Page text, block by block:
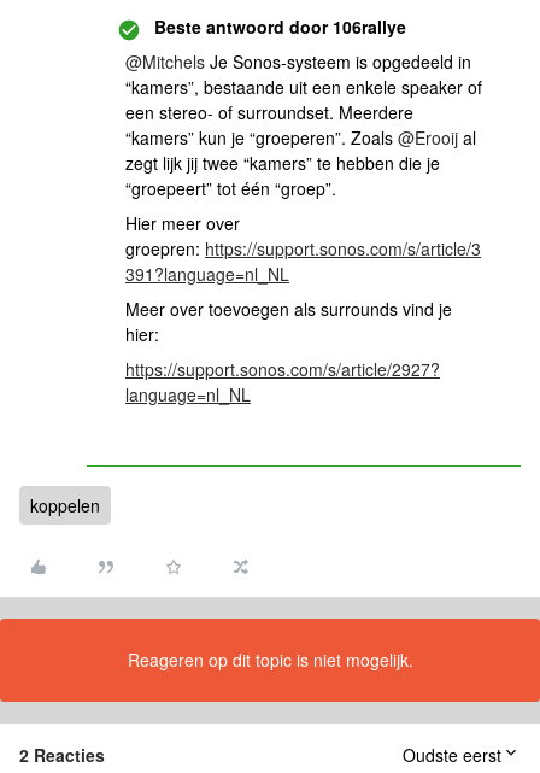
Beste antwoord door106rallye
@Mitchels Je Sonos-systeem is opgedeeld in
“kamers”, bestaande uit een enkele speaker of
een stereo- of surroundset. Meerdere
“kamers” kun je “groeperen”. Zoals @Erooij al
zegt lijk jij twee “kamers” te hebben die je
“groepeert” tot één “groep”.
Hier meer over
groepren: https://support.sonos.com/s/article/3
391?language=nl_NL
Meer over toevoegen als surrounds vind je
hier:
https://support.sonos.com/s/article/2927?
language=nl_NL
koppelen
Reageren op dit topic is niet mogelijk.
2 Reacties Oudste eerst